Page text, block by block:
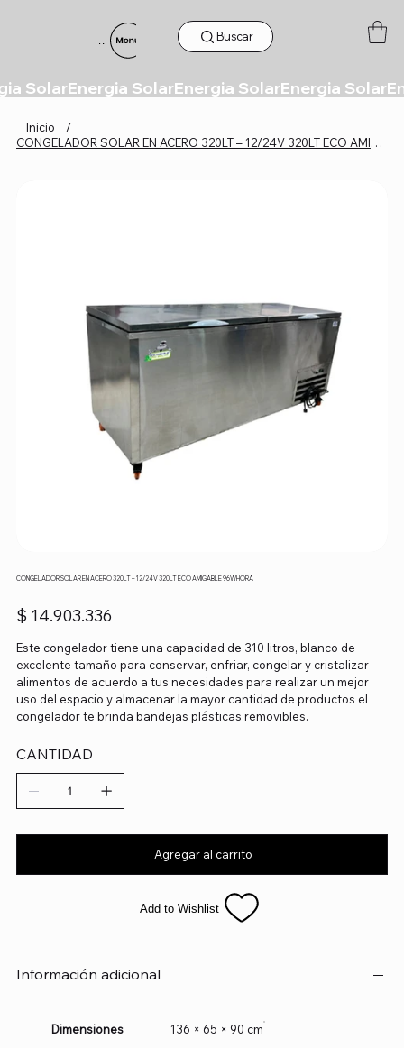
Menu Buscar
Inicio
/
CONGELADOR SOLAR EN ACERO 320LT – 12/24V 320LT ECO AMIGABLE 96WHORA
CONGELADOR SOLAR EN ACERO 320LT – 12/24V 320LT ECO AMIGABLE 96WHORA
Precio
$ 14.903.336
Este congelador tiene una capacidad de 310 litros, blanco de
excelente tamaño para conservar, enfriar, congelar y cristalizar
alimentos de acuerdo a tus necesidades para realizar un mejor
uso del espacio y almacenar la mayor cantidad de productos el
congelador te brinda bandejas plásticas removibles.
CANTIDAD
Agregar al carrito
Add to Wishlist
Información adicional
Dimensiones 136 × 65 × 90 cm